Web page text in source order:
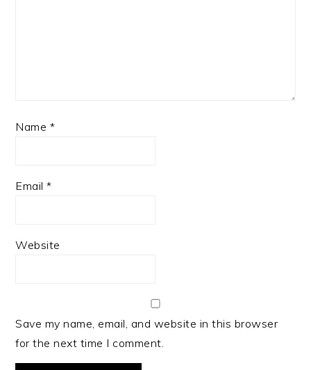
Name *
Email*
Website
Save my name, email, and website in this browser
for the next time I comment.